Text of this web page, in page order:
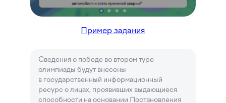
Пример задания
Сведения о победе во втором туре
олимпиады будут внесены
в государственный информационный
ресурс о лицах, проявивших выдающиеся
способности на основании Постановления